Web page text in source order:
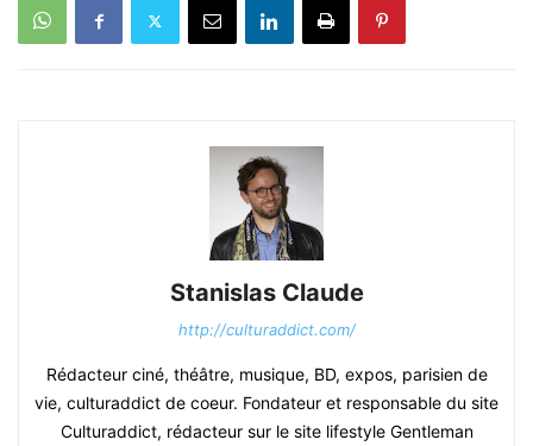
Stanislas Claude
http://culturaddict.com/
Rédacteur ciné, théâtre, musique, BD, expos, parisien de
vie, culturaddict de coeur. Fondateur et responsable du site
Culturaddict, rédacteur sur le site lifestyle Gentleman